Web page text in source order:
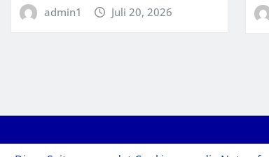
admin1 Juli 20, 2026